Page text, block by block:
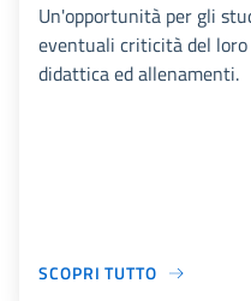
Un'opportunità per gli
eventuali criticità del
didattica ed allenamenti.
SCOPRI TUTTO